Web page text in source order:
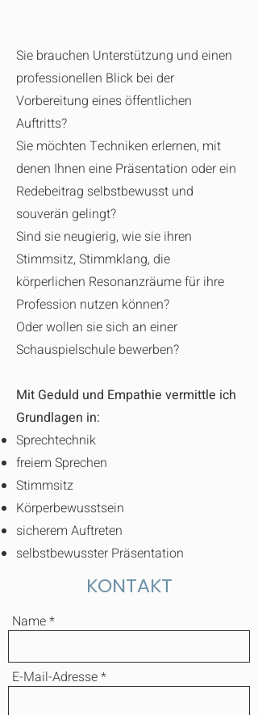
Sie brauchen Unterstützung und einen
professionellen Blick bei der
Vorbereitung eines öffentlichen
Auftritts?
Sie möchten Techniken erlernen, mit
denen Ihnen eine Präsentation oder ein
Redebeitrag selbstbewusst und
souverän gelingt?
Sind sie neugierig, wie sie ihren
Stimmsitz, Stimmklang, die
körperlichen Resonanzräume für ihre
Profession nutzen können?
Oder wollen sie sich an einer
Schauspielschule bewerben?
Mit Geduld und Empathie vermittle ich
Grundlagen in:
Sprechtechnik
freiem Sprechen
Stimmsitz
Körperbewusstsein
sicherem Auftreten
selbstbewusster Präsentation
KONTAKT
Name
E-Mail-Adresse